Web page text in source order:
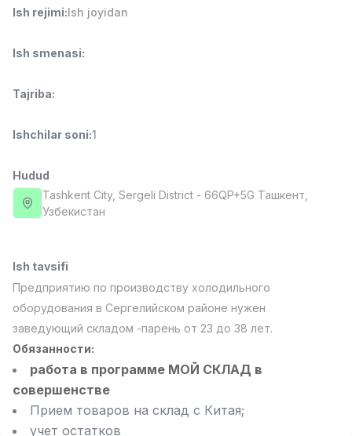
Full time job
Ish joyidan
Yetkazib berish
Full time job
Fast food Oshpazi
LES AILES
Full time job
Ish joyidan
NAVBAHOR APTEKA
Sotuv Operatori (Faqat qizlar!)
Kelishiladi
NAFF
Full time job
Ish joyidan
Sotuv bo'yicha agent
Kelishiladi
Ish rejimi:Ish joyidan
Ish smenasi:
Tajriba:
Ishchilar soni:1
Hudud
Tashkent City, Sergeli District - 66QP+5G Ташкент,
Узбекистан
Ish tavsifi
Предприятию по производству холодильного
оборудования в Сергелийском районе нужен
заведующий складом -парень от 23 до 38 лет.
Обязанности:
работа в программе МОЙ СКЛАД в
совершенстве
Прием товаров на склад с Китая;
учет остатков
Vakansiyalar Sohalar Korxonalar